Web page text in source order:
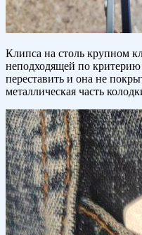
Клипса на столь крупном
неподходящей по
переставить и она не
металлическая часть